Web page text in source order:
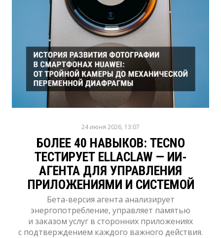
24 июня 2026, 13:07
БОЛЕЕ 40 НАВЫКОВ: TECNO
ТЕСТИРУЕТ ELLACLAW — ИИ-
АГЕНТА ДЛЯ УПРАВЛЕНИЯ
ПРИЛОЖЕНИЯМИ И СИСТЕМОЙ
Бета-версия агента анализирует
энергопотребление, управляет памятью
и заказом услуг в сторонних приложениях
с подтверждением каждого важного действия.